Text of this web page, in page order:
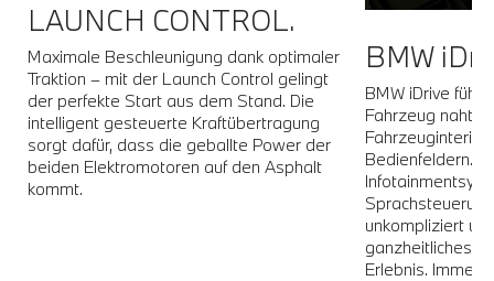
LAUNCH CONTROL.
Maximale Beschleunigung dank optimaler
Traktion – mit der Launch Control gelingt
der perfekte Start aus dem Stand. Die
intelligent gesteuerte Kraftübertragung
sorgt dafür, dass die geballte Power der
beiden Elektromotoren auf den Asphalt
kommt.
BMW
BMW iDrive
Fahrzeug
Bedienfeldern.
unkompliziert
ganzheitliches,
Erlebnis. Immer